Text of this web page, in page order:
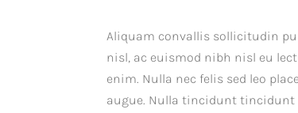
Aliquam convallis sollicitudin
nisl, ac euismod nibh nisl eu
enim. Nulla nec felis sed leo
augue. Nulla tincidunt tincidunt